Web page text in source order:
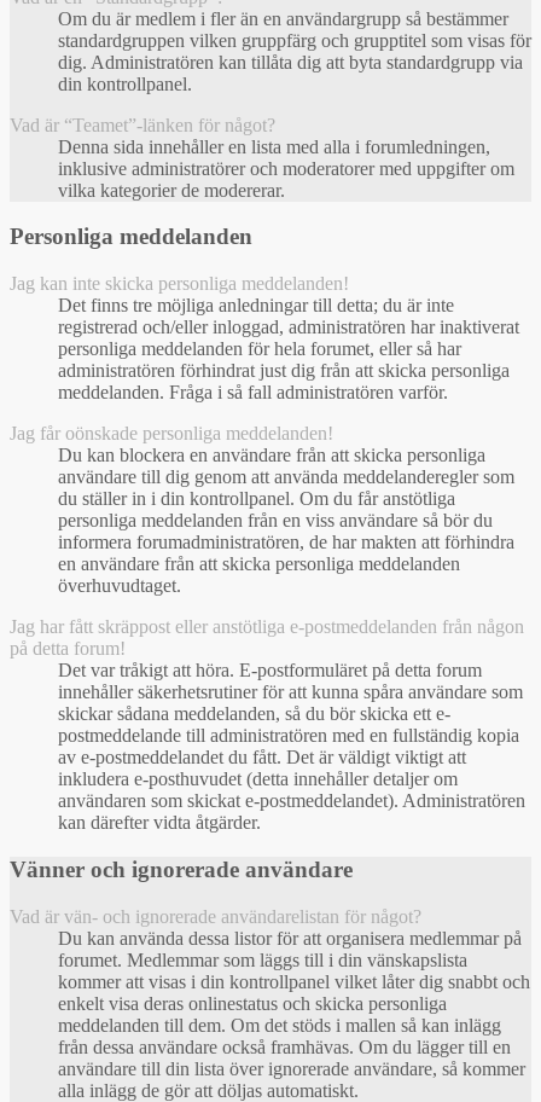
Om du är medlem i fler än en användargrupp så bestämmer
standardgruppen vilken gruppfärg och grupptitel som visas för
dig. Administratören kan tillåta dig att byta standardgrupp via
din kontrollpanel.
Vad är “Teamet”-länken för något?
Denna sida innehåller en lista med alla i forumledningen,
inklusive administratörer och moderatorer med uppgifter om
vilka kategorier de modererar.
Personliga meddelanden
Jag kan inte skicka personliga meddelanden!
Det finns tre möjliga anledningar till detta; du är inte
registrerad och/eller inloggad, administratören har inaktiverat
personliga meddelanden för hela forumet, eller så har
administratören förhindrat just dig från att skicka personliga
meddelanden. Fråga i så fall administratören varför.
Jag får oönskade personliga meddelanden!
Du kan blockera en användare från att skicka personliga
användare till dig genom att använda meddelanderegler som
du ställer in i din kontrollpanel. Om du får anstötliga
personliga meddelanden från en viss användare så bör du
informera forumadministratören, de har makten att förhindra
en användare från att skicka personliga meddelanden
överhuvudtaget.
Jag har fått skräppost eller anstötliga e-postmeddelanden från någon
på detta forum!
Det var tråkigt att höra. E-postformuläret på detta forum
innehåller säkerhetsrutiner för att kunna spåra användare som
skickar sådana meddelanden, så du bör skicka ett e-
postmeddelande till administratören med en fullständig kopia
av e-postmeddelandet du fått. Det är väldigt viktigt att
inkludera e-posthuvudet (detta innehåller detaljer om
användaren som skickat e-postmeddelandet). Administratören
kan därefter vidta åtgärder.
Vänner och ignorerade användare
Vad är vän- och ignorerade användarelistan för något?
Du kan använda dessa listor för att organisera medlemmar på
forumet. Medlemmar som läggs till i din vänskapslista
kommer att visas i din kontrollpanel vilket låter dig snabbt och
enkelt visa deras onlinestatus och skicka personliga
meddelanden till dem. Om det stöds i mallen så kan inlägg
från dessa användare också framhävas. Om du lägger till en
användare till din lista över ignorerade användare, så kommer
alla inlägg de gör att döljas automatiskt.